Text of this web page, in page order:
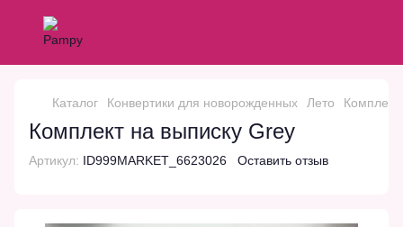
Каталог Конвертики для новорожденных Лето
Комплект на выписку Grey
Артикул: ID999MARKET_6623026 Оставить отзыв